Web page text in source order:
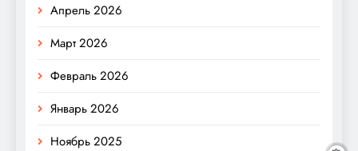
Апрель 2026
Март 2026
Февраль 2026
Январь 2026
Ноябрь 2025